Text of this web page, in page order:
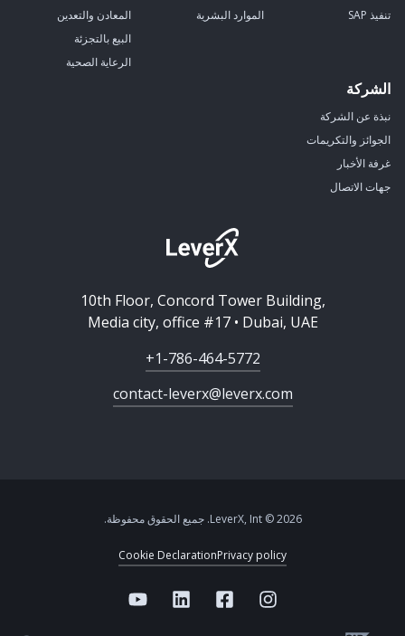
تنفيذ SAP
الموارد البشرية
المعادن والتعدين
البيع بالتجزئة
الرعاية الصحية
الشركة
نبذة عن الشركة
الجوائز والتكريمات
غرفة الأخبار
جهات الاتصال
10th Floor, Concord Tower Building,
Media city, office #17 • Dubai, UAE
+1-786-464-5772
contact-leverx@leverx.com
2026 © LeverX, Int. جميع الحقوق محفوظة.
Privacy policy
Cookie Declaration